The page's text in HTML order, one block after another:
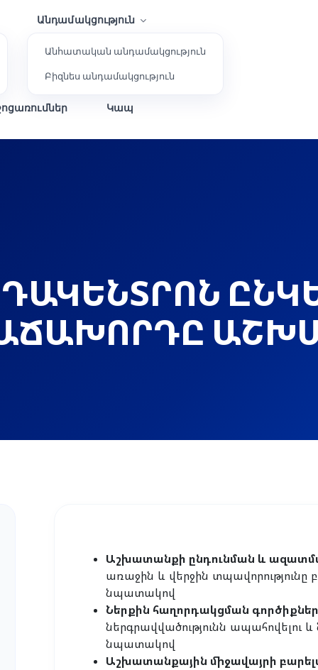
Անդամակցություն
Անհատական անդամակցություն
Բիզնես անդամակցություն
Կապ
Աշխատանքի ընդունման և
առաջին և վերջին
նպատակով
Ներքին հաղորդակցման
ներգրավվածությունն ապահովելու և
նպատակով
Աշխատանքային միջավայրի